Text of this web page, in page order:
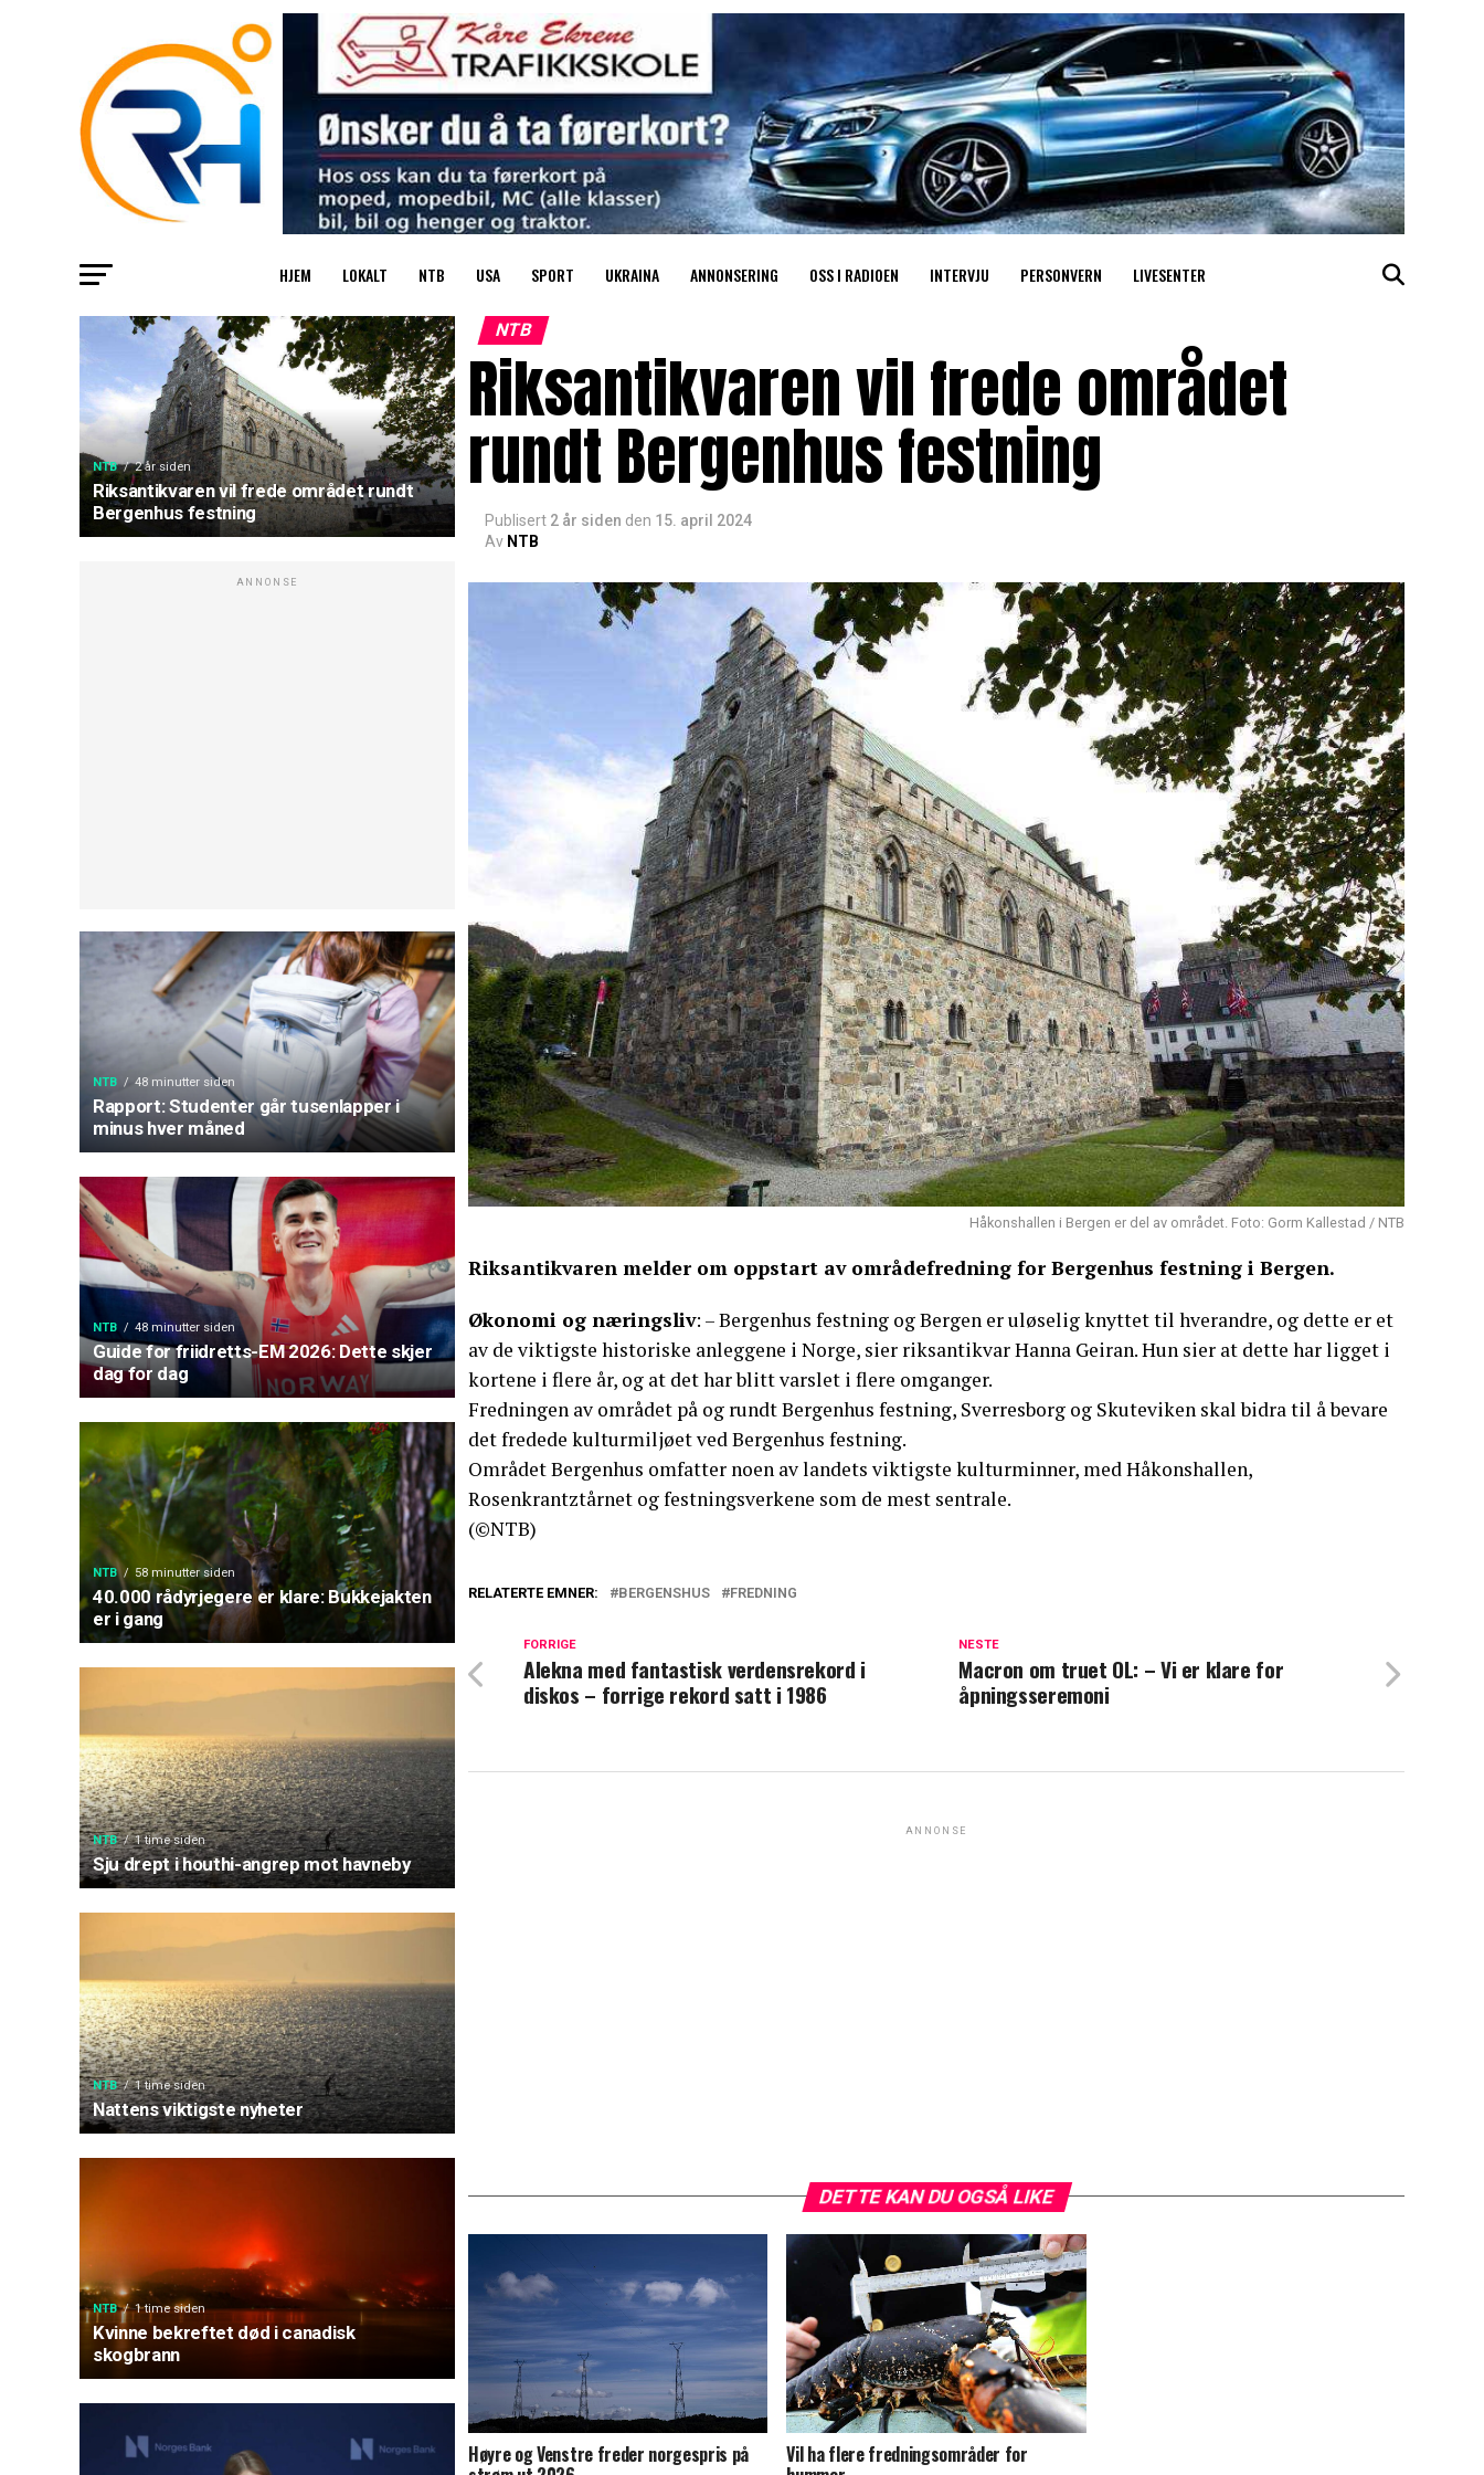
HJEM LOKALT NTB USA SPORT UKRAINA ANNONSERING OSS I RADIOEN INTERVJU PERSONVERN LIVESENTER
NTB 2 år siden
Riksantikvaren vil frede området rundt
Bergenhus festning
ANNONSE
NTB 48 minutter siden
Rapport: Studenter går tusenlapper i
minus hver måned
NTB 48 minutter siden
Guide for friidretts-EM 2026: Dette skjer
dag for dag
NTB 58 minutter siden
40.000 rådyrjegere er klare: Bukkejakten
er i gang
NTB 1 time siden
Sju drept i houthi-angrep mot havneby
NTB 1 time siden
Nattens viktigste nyheter
NTB 1 time siden
Kvinne bekreftet død i canadisk
skogbrann
NTB
Riksantikvaren vil frede området
rundt Bergenhus festning
Publisert 2 år siden den 15. april 2024
Av NTB
Håkonshallen i Bergen er del av området. Foto: Gorm Kallestad / NTB
Riksantikvaren melder om oppstart av områdefredning for Bergenhus festning i Bergen.
Økonomi og næringsliv: – Bergenhus festning og Bergen er uløselig knyttet til hverandre, og dette er et
av de viktigste historiske anleggene i Norge, sier riksantikvar Hanna Geiran. Hun sier at dette har ligget i
kortene i flere år, og at det har blitt varslet i flere omganger.
Fredningen av området på og rundt Bergenhus festning, Sverresborg og Skuteviken skal bidra til å bevare
det fredede kulturmiljøet ved Bergenhus festning.
Området Bergenhus omfatter noen av landets viktigste kulturminner, med Håkonshallen,
Rosenkrantztårnet og festningsverkene som de mest sentrale.
(©NTB)
RELATERTE EMNER: BERGENSHUS FREDNING
NESTE
Macron om truet OL: – Vi er klare for
åpningsseremoni
FORRIGE
Alekna med fantastisk verdensrekord i
diskos – forrige rekord satt i 1986
ANNONSE
DETTE KAN DU OGSÅ LIKE
Høyre og Venstre freder norgespris på Vil ha flere fredningsområder for